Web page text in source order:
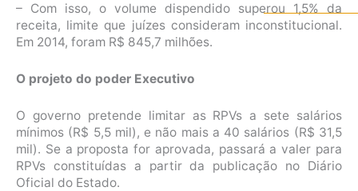
– Com isso, o volume dispendido superou 1,5% da
receita, limite que juízes consideram inconstitucional.
Em 2014, foram R$ 845,7 milhões.
O projeto do poder Executivo
O governo pretende limitar as RPVs a sete salários
mínimos (R$ 5,5 mil), e não mais a 40 salários (R$ 31,5
mil). Se a proposta for aprovada, passará a valer para
RPVs constituídas a partir da publicação no Diário
Oficial do Estado.